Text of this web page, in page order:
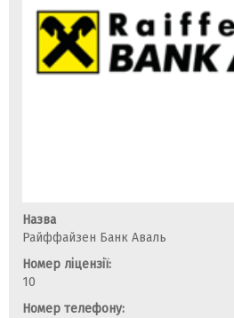
Назва
Райффайзен Банк Аваль
Номер ліцензії:
10
Номер телефону: